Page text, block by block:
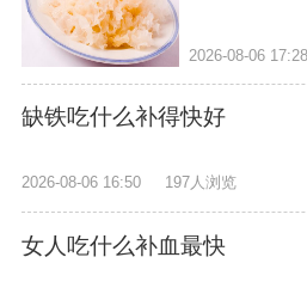
2026-08-06 17:28
缺铁吃什么补得快好
2026-08-06 16:50 197人浏览
女人吃什么补血最快